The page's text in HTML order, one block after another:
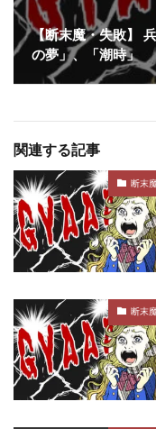
【断末魔・失敗】
の夢」、「潮時」
関連する記事
断末
断末